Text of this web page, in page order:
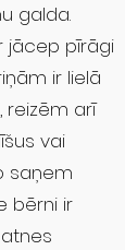
galda.
jācep pīrāgi
ir lielā
reizēm arī
vai
saņem
bērni ir